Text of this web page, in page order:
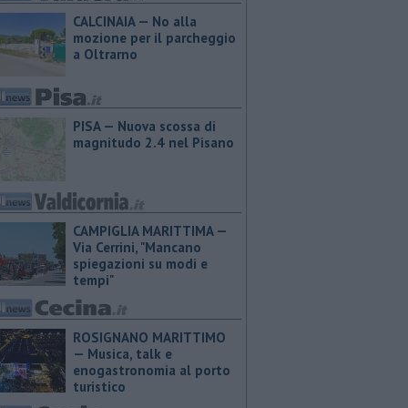
CALCINAIA — No alla
mozione per il parcheggio
a Oltrarno
PISA — Nuova scossa di
magnitudo 2.4 nel Pisano
CAMPIGLIA MARITTIMA —
Via Cerrini, "Mancano
spiegazioni su modi e
tempi"
ROSIGNANO MARITTIMO
— Musica, talk e
enogastronomia al porto
turistico